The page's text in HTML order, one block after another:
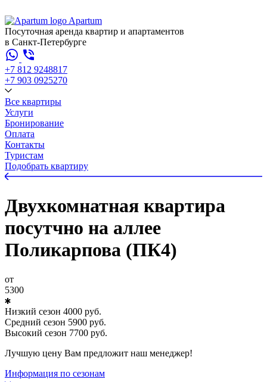
Apartum
Посуточная аренда квартир и апартаментов
в Санкт-Петербурге
+7 812 9248817
+7 903 0925270
Все квартиры
Услуги
Бронирование
Оплата
Контакты
Туристам
Подобрать квартиру
Двухкомнатная квартира
посутчно на аллее
Поликарпова (ПК4)
от
5300
Низкий сезон 4000 руб.
Средний сезон 5900 руб.
Высокий сезон 7700 руб.
Лучшую цену Вам предложит наш менеджер!
Информация по сезонам